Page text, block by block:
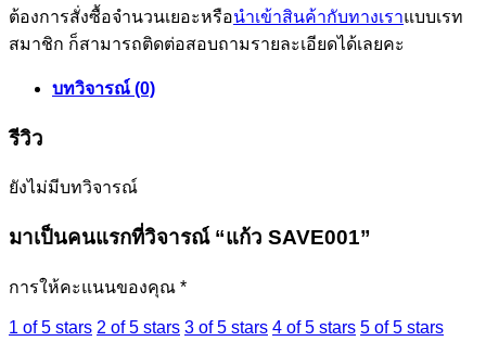
ต้องการสั่งซื้อจำนวนเยอะหรือนำเข้าสินค้ากับทางเราแบบเรท
สมาชิก ก็สามารถติดต่อสอบถามรายละเอียดได้เลยคะ
บทวิจารณ์ (0)
รีวิว
ยังไม่มีบทวิจารณ์
มาเป็นคนแรกที่วิจารณ์ “แก้ว SAVE001”
การให้คะแนนของคุณ *
1 of 5 stars 2 of 5 stars 3 of 5 stars 4 of 5 stars 5 of 5 stars